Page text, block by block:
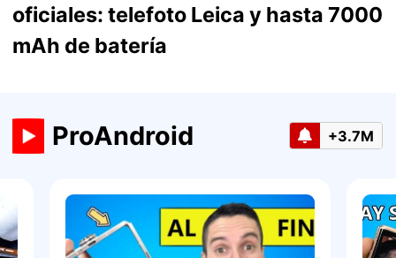
oficiales: telefoto Leica y hasta 7000
mAh de batería
ProAndroid +3.7M